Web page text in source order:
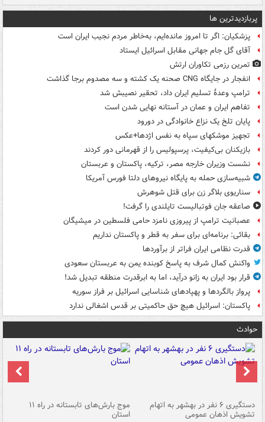
پربازدیدترین ها
پزشکیان: اگر تا امروز مانده‌ایم، به‌خاطر مردم نجیب ایران است
آقای گل جام جهانی مقابل اسرائیل ایستاد
تمرین رزمی تکاوران ارتش
انفجار در جایگاه CNG صحنه یک کشته و سه مصدوم برجا گذاشت
ترامپ وعدۀ تسلیم ایران داد، تحقیر نصیبش شد
تفاهم ایران و عمان در آستانه نهایی شدن است
پایان تلخ یک نزاع خانوادگی در دورود
تجهیز موشکهای سپاه به نفس اژدها+عکس
بازیکنان بی‌کیفیت، پرسپولیس را از قهرمانی دور کردند
نشست وزیران خارجه مصر، ترکیه، پاکستان و عربستان
شبیه‌سازی حمله به پایگاه نیروهای دلتا فورس آمریکا
سناریوی بلاگر زن برای قتل شوهرش
صاعقه جان فوتبالیست تایلندی را گرفت!
عصبانیت ترامپ از پیروزی نامزد حامی فلسطین در میشیگان
بقائی: برنامه‌ای برای سفر به قطر و پاکستان نداریم
قدرت نظامی ایران فراتر از برآوردها
واکنش کمال شرف به پاسخ کوبنده یمن به عربستان سعودی
قرار بود ایران به زانو درآید، اما به ابرقدرت منطقه تبدیل شد!
پرواز بالگردها و پهپادهای شناسایی اسرائیل بر فراز سوریه
پاکستان: اسرائیل هیچ حق حاکمیتی بر قدس اشغالی ندارد
حوادث
دستگیری ۶ نفر در بهشهر به اتهام
تشویش اذهان عمومی
موج بارش‌های تابستانه در راه ۱۱
استان